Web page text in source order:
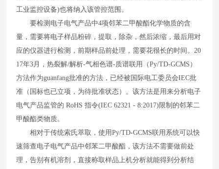
工业监控设备)也将纳入该管控范围。
要检测电子电气产品中4项邻苯二甲酸酯化学物质的含
量，需要将电子样品粉碎，提取，除杂，然后浓缩，最后用对
应的仪器进行检测，前期样品前处理，需要花很长的时间。 20
17年3 月，热裂解/解析-气相色谱-质谱联用（Py/TD-GCMS ）
方法作为guanfang批准的方法，已经被国际电工委员会IEC批
准（国标也已立项，为待批准状态）。该方法是用来分析电子
电气产品监管的RoHS指令(IEC 62321 - 8:2017) 限制的邻苯二
甲酸酯类物质。
相对于传统索氏萃取，使用Py/TD-GCMS联用系统可以快
速筛查电子电气产品中邻苯二甲酸酯，该方法不需要做前处
理，告别有机溶剂，直接称取样品上机分析就能得到分析结